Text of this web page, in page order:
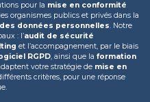
pour la mise en conformité
organismes publics et privés dans la
données personnelles. Notre
: l’audit de sécurité
et l’accompagnement, par le biais
RGPD, ainsi que la formation
votre stratégie de mise en
critères, pour une réponse